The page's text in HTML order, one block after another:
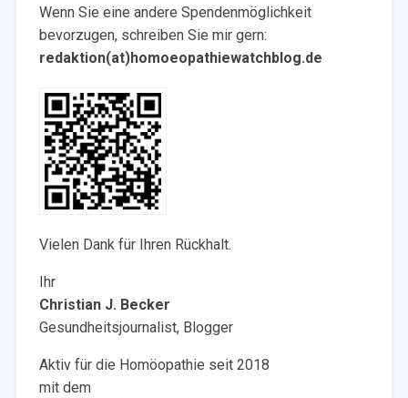
Wenn Sie eine andere Spendenmöglichkeit
bevorzugen, schreiben Sie mir gern:
redaktion(at)homoeopathiewatchblog.de
Vielen Dank für Ihren Rückhalt.
Ihr
Christian J. Becker
Gesundheitsjournalist, Blogger
Aktiv für die Homöopathie seit 2018
mit dem